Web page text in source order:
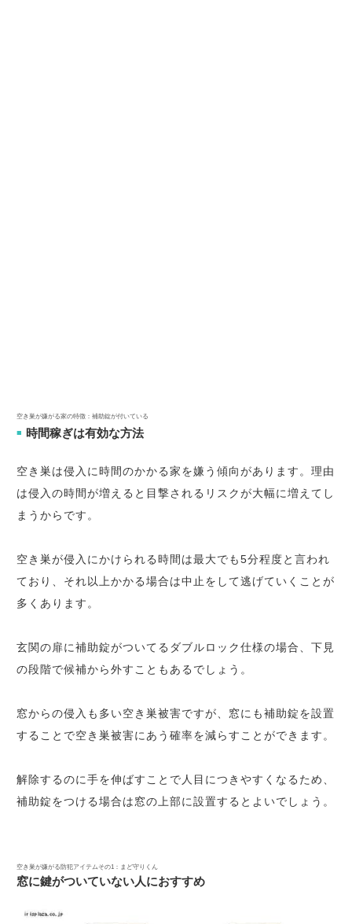
空き巣が嫌がる家の特徴：補助錠が付いている
■ 時間稼ぎは有効な方法
空き巣は侵入に時間のかかる家を嫌う傾向があります。理由
は侵入の時間が増えると目撃されるリスクが大幅に増えてし
まうからです。
空き巣が侵入にかけられる時間は最大でも5分程度と言われ
ており、それ以上かかる場合は中止をして逃げていくことが
多くあります。
玄関の扉に補助錠がついてるダブルロック仕様の場合、下見
の段階で候補から外すこともあるでしょう。
窓からの侵入も多い空き巣被害ですが、窓にも補助錠を設置
することで空き巣被害にあう確率を減らすことができます。
解除するのに手を伸ばすことで人目につきやすくなるため、
補助錠をつける場合は窓の上部に設置するとよいでしょう。
空き巣が嫌がる防犯アイテムその1：まど守りくん
窓に鍵がついていない人におすすめ